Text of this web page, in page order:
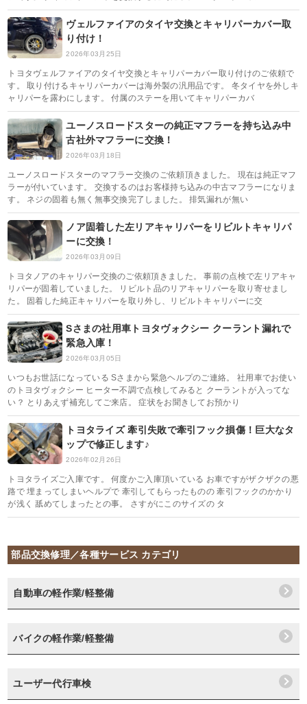
ヴェルファイアのタイヤ交換とキャリパーカバー取
り付け！
2026年03月25日
トヨタヴェルファイアのタイヤ交換とキャリパーカバー取り付けのご依頼で
す。 取り付けるキャリパーカバーは海外製の汎用品です。 冬タイヤを外しキ
ャリパーを露わにします。 付属のステーを用いてキャリパーカバ
ユーノスロードスターの純正マフラーを持ち込み中
古社外マフラーに交換！
2026年03月18日
ユーノスロードスターのマフラー交換のご依頼頂きました。 現在は純正マフ
ラーが付いています。 交換するのはお客様持ち込みの中古マフラーになりま
す。 ネジの固着も無く無事交換完了しました。 排気漏れが無い
ノア固着した左リアキャリパーをリビルトキャリパ
ーに交換！
2026年03月09日
トヨタノアのキャリパー交換のご依頼頂きました。 事前の点検で左リアキャ
リパーが固着していました。 リビルト品のリアキャリパーを取り寄せまし
た。 固着した純正キャリパーを取り外し、リビルトキャリパーに交
Sさまの社用車トヨタヴォクシー クーラント漏れで
緊急入庫！
2026年03月05日
いつもお世話になっている Sさまから緊急ヘルプのご連絡。 社用車でお使い
のトヨタヴォクシー ヒーター不調で点検してみると クーラントが入ってな
い？ とりあえず補充してご来店。 症状をお聞きしてお預かり
トヨタライズ 牽引失敗で牽引フック損傷！巨大なタ
ップで修正します♪
2026年02月26日
トヨタライズご入庫です。 何度かご入庫頂いている お車ですがザクザクの悪
路で 埋まってしまいヘルプで 牽引してもらったものの 牽引フックのかかり
が浅く 舐めてしまったとの事。 さすがにこのサイズの タ
部品交換修理／各種サービス カテゴリ
自動車の軽作業/軽整備
バイクの軽作業/軽整備
ユーザー代行車検